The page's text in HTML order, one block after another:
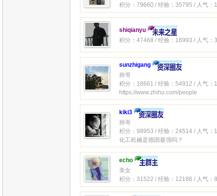
积分：79660 / 经验：35795 / 人气：
shiqianyu
积分：47468 / 经验：16993 / 人气：
sunzhigang
帅哥
积分：18661 / 经验：54912 / 人气：
https://www.zhihu.com/people
kiki3
帅哥
积分：98953 / 经验：24514 / 人气：
化工机械是德国最强吗？
echo
美女
积分：31522 / 经验：12186 / 人气：